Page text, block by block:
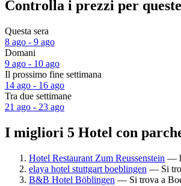
Controlla i prezzi per
Questa sera
8 ago - 9 ago
Domani
9 ago - 10 ago
Il prossimo fine settimana
14 ago - 16 ago
Tra due settimane
21 ago - 23 ago
I migliori 5 Hotel con
Hotel Restaurant Zum Reussenstein —
elaya hotel stuttgart boeblingen — Si
B&B Hotel Böblingen — Si trova a